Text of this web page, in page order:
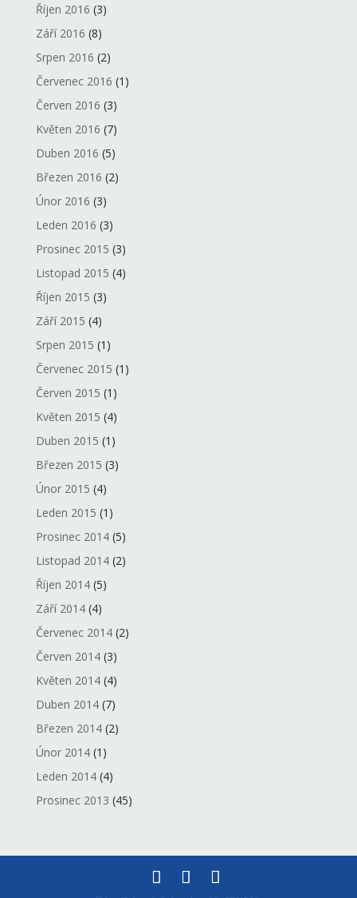
Říjen 2016 (3)
Září 2016 (8)
Srpen 2016 (2)
Červenec 2016 (1)
Červen 2016 (3)
Květen 2016 (7)
Duben 2016 (5)
Březen 2016 (2)
Únor 2016 (3)
Leden 2016 (3)
Prosinec 2015 (3)
Listopad 2015 (4)
Říjen 2015 (3)
Září 2015 (4)
Srpen 2015 (1)
Červenec 2015 (1)
Červen 2015 (1)
Květen 2015 (4)
Duben 2015 (1)
Březen 2015 (3)
Únor 2015 (4)
Leden 2015 (1)
Prosinec 2014(5)
Listopad 2014(2)
Říjen 2014(5)
Září 2014(4)
Červenec 2014(2)
Červen 2014(3)
Květen 2014(4)
Duben 2014(7)
Březen 2014(2)
Únor 2014(1)
Leden 2014(4)
Prosinec 2013 (45)